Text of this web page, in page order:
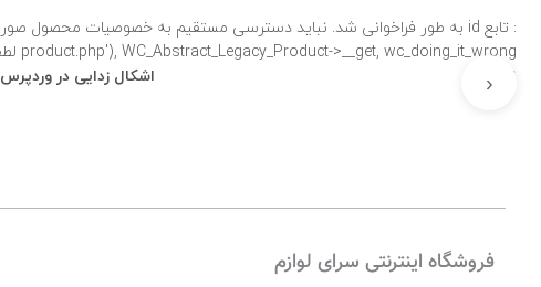
: تابع id به طور
product.php'), WC_Abstract_Legacy_Product->__get, wc_doing_it_wrong لطفاً برای اطلاعات بیشتر،
نادرست
اشکال زدایی در وردپرس ‹
فروشگاه اینترنتی سرای لوازم